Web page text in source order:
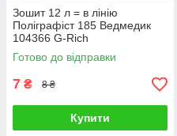
Зошит 12 л = в лінію
Поліграфіст 185 Ведмедик
104366 G-Rich
Готово до відправки
7 ₴ 8 ₴
Купити